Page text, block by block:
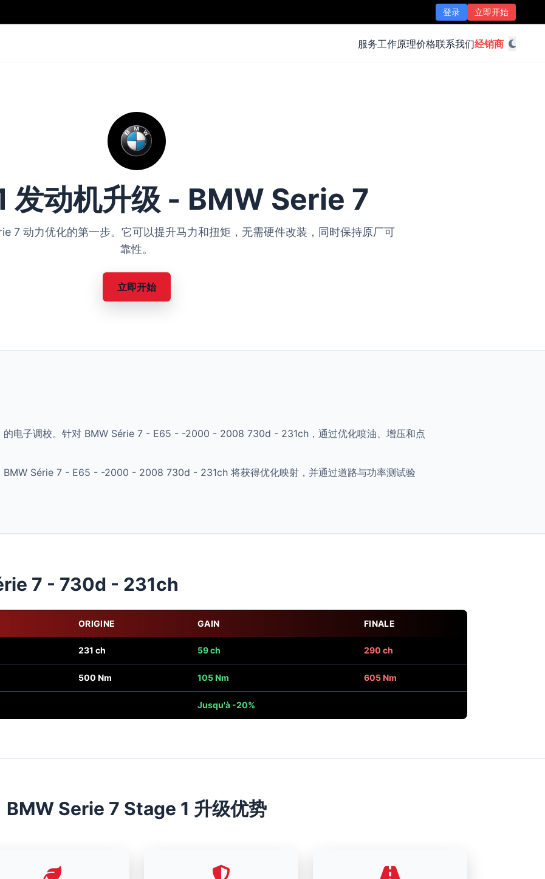
登录 立即开始
服务工作原理价格联系我们经销商
发动机升级 - BMW Serie 7
7 动力优化的第一步。它可以提升马力和扭矩，无需硬件改装，同时保持原厂可
靠性。
立即开始
的电子调校。针对 BMW Série 7 - E65 - -2000 - 2008 730d - 231ch，通过优化喷油、增压和点
BMW Série 7 - E65 - -2000 - 2008 730d - 231ch 将获得优化映射，并通过道路与功率测试验
7 - 730d - 231ch
ORIGINE GAIN FINALE
231 ch 59 ch 290 ch
500 Nm 105 Nm 605 Nm
Jusqu'à -20%
BMW Serie 7 Stage 1 升级优势